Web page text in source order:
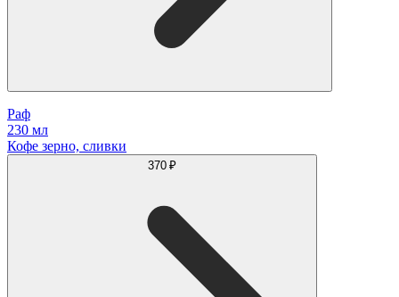
Раф
230 мл
Кофе зерно, сливки
370 ₽